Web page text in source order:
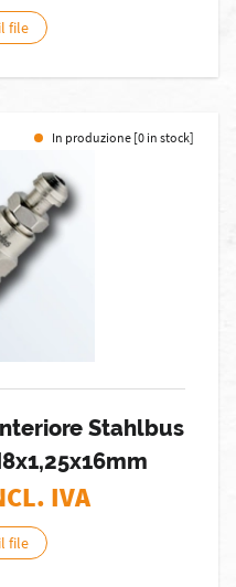
file
In produzione [0 in stock]
Stahlbus
IVA
file